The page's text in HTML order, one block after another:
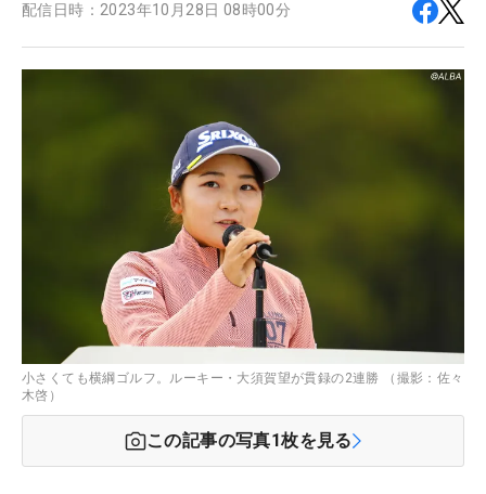
配信日時： 2023年10月28日 08時00分
小さくても横綱ゴルフ。ルーキー・大須賀望が貫録の2連勝 （撮影：佐々
木啓）
この記事の写真1枚を見る